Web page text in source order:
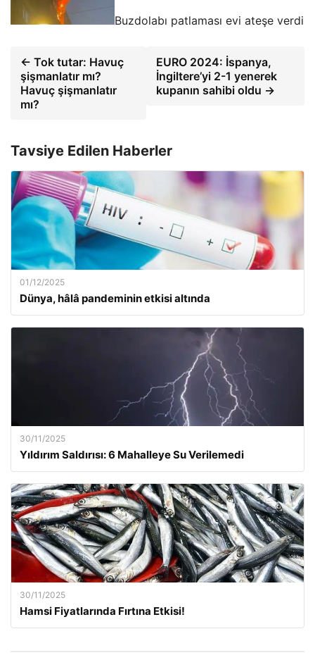
Buzdolabı patlaması evi ateşe verdi
← Tok tutar: Havuç
şişmanlatır mı?
Havuç şişmanlatır
mı?
EURO 2024: İspanya,
İngiltere’yi 2-1 yenerek
kupanın sahibi oldu →
Tavsiye Edilen Haberler
01/12/2025
Dünya, hâlâ pandeminin etkisi altında
30/11/2025
Yıldırım Saldırısı: 6 Mahalleye Su Verilemedi
30/11/2025
Hamsi Fiyatlarında Fırtına Etkisi!